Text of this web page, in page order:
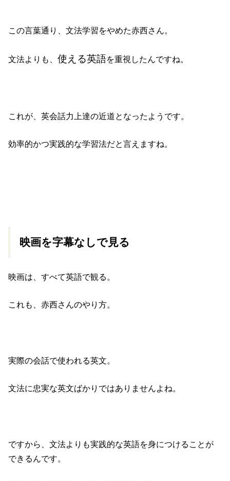
この言葉通り、文法学習をやめた赤西さん。
文法よりも、使える英語を重視したんですね。
これが、英会話力上達の近道となったようです。
効率的かつ実践的な学習法だと言えますね。
映画を字幕なしで見る
映画は、すべて英語で観る。
これも、赤西さんのやり方。
実際の会話で使われる英文。
文法に忠実な英文ばかりではありませんよね。
ですから、文法よりも実践的な英語を身につけることが
できるんです。